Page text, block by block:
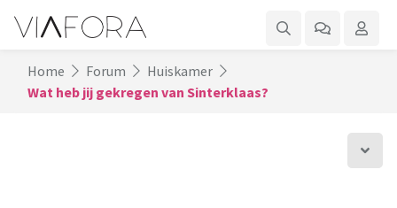
Home Forum
Huiskamer
Wat heb jij gekregen van Sinterklaas?